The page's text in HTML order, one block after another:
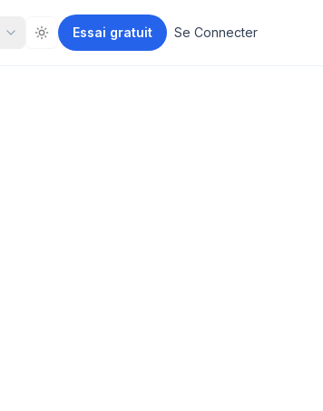
Toggle theme
Essai gratuit Se Connecter